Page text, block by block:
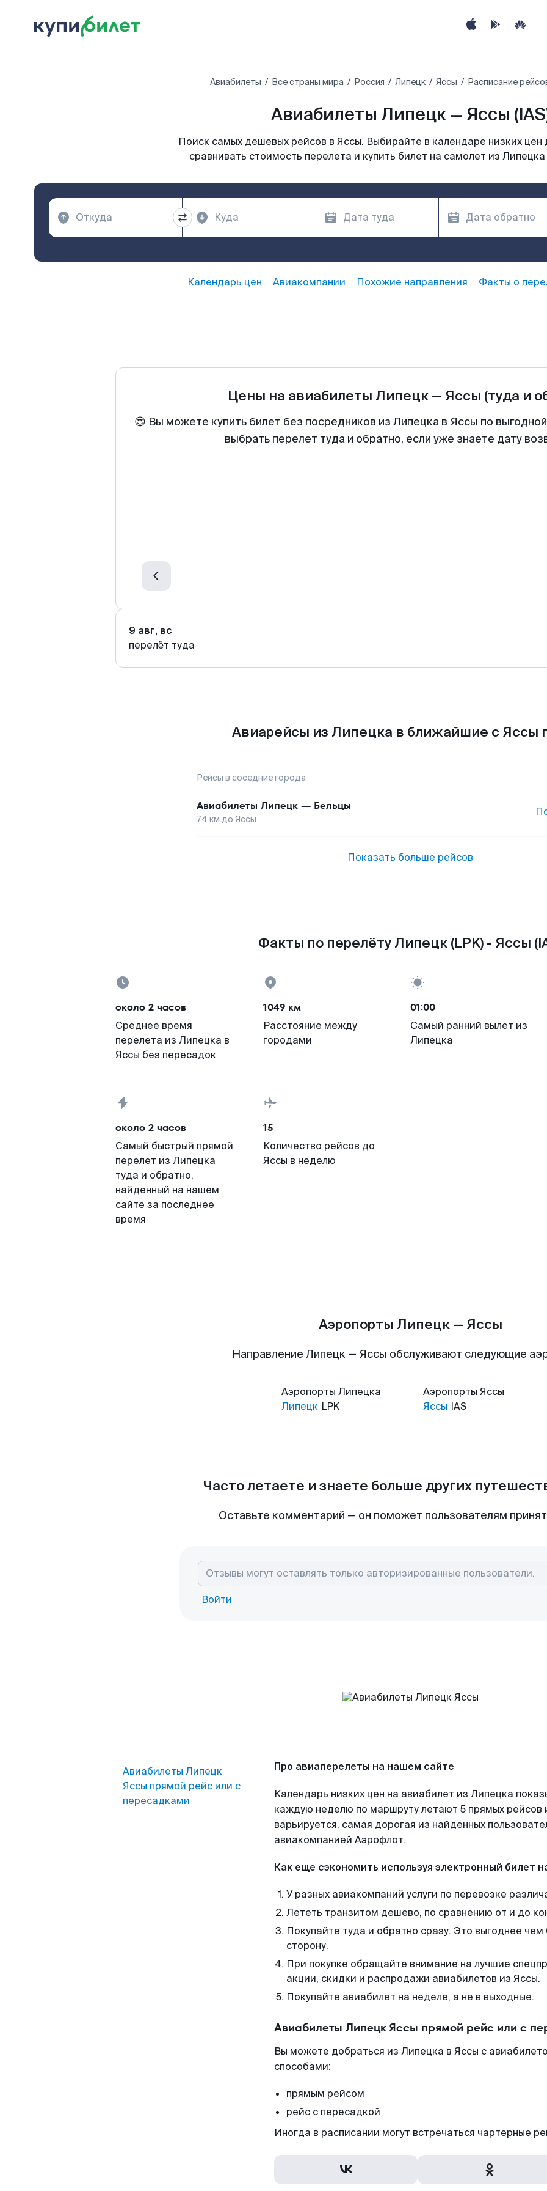
Авиабилеты Все страны мира Россия Липецк Яссы Расписание
Авиабилеты Липецк — Яссы
Поиск самых дешевых рейсов в Яссы. Выбирайте в календаре низких цен
сравнивать стоимость перелета и купить билет на самолет из
Календарь цен Авиакомпании Похожие направления Факты о
Цены на авиабилеты Липецк— Яссы (туда и
😍 Вы можете купить билет без посредников из Липецка в Яссы по
выбрать перелет туда и обратно, если уже знаете дату
9 авг, вс
перелёт туда
Авиарейсы из Липецка в ближайшие с Яссы
Рейсы в соседние города
Авиабилеты Липецк — Бельцы
74 км до Яссы
Показать больше рейсов
Факты по перелёту Липецк (LPK) - Яссы
около 2 часов
Среднее время
перелета из Липецка в
Яссы без пересадок
1049 км
Расстояние между
городами
01:00
Самый ранний вылет из
Липецка
около 2 часов
Самый быстрый прямой
перелет из Липецка
туда и обратно,
найденный на нашем
сайте за последнее
время
15
Количество рейсов до
Яссы в неделю
Аэропорты Липецк — Яссы
Направление Липецк — Яссы обслуживают следующие
Аэропорты Липецка
Липецк LPK
Аэропорты Яссы
Яссы IAS
Часто летаете и знаете больше других
Оставьте комментарий — он поможет пользователям
Войти
Авиабилеты Липецк
Яссы прямой рейс или с
пересадками
Про авиаперелеты на нашем сайте
Календарь низких цен на авиабилет из Липецка
каждую неделю по маршруту летают 5 прямых рейсов
варьируется, самая дорогая из найденных
авиакомпанией Аэрофлот.
Как еще сэкономить используя электронный билет
У разных авиакомпаний услуги по перевозке
Лететь транзитом дешево, по сравнению от и до
Покупайте туда и обратно сразу. Это выгоднее
сторону.
При покупке обращайте внимание на лучшие
акции, скидки и распродажи авиабилетов из Яссы.
Покупайте авиабилет на неделе, а не в выходные.
Авиабилеты Липецк Яссы прямой рейс или с
Вы можете добраться из Липецка в Яссы с
способами:
прямым рейсом
рейс с пересадкой
Иногда в расписании могут встречаться чартерные